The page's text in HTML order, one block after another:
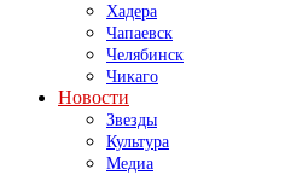
Хадера
Чапаевск
Челябинск
Чикаго
Новости
Звезды
Культура
Медиа